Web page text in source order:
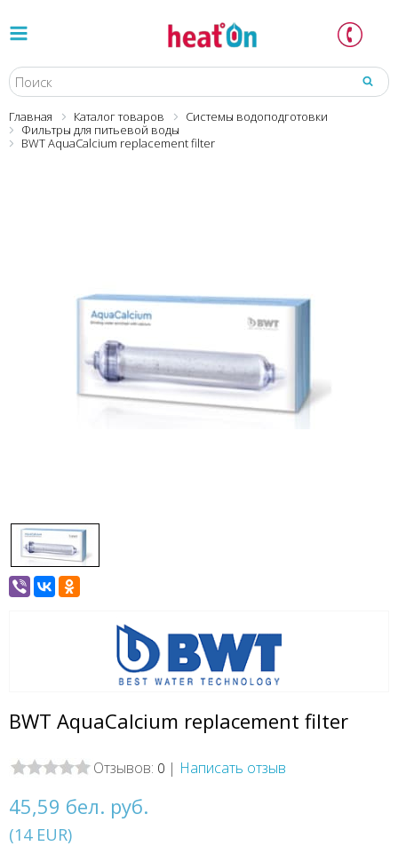
Главная Каталог товаров
Системы водоподготовки
Фильтры для питьевой воды
BWT AquaCalcium replacement filter
BWT AquaCalcium replacement filter
Отзывов: 0 | Написать отзыв
45,59 бел. руб.
(14 EUR)